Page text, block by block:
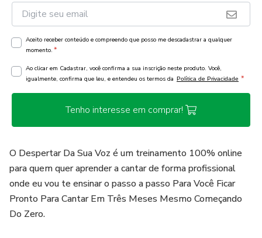
Aceito receber conteúdo e compreendo que posso me descadastrar a qualquer
momento. *
Ao clicar em Cadastrar, você confirma a sua inscrição neste produto. Você,
igualmente, confirma que leu, e entendeu os termos da Política de Privacidade *
Tenho interesse em comprar!
O Despertar Da Sua Voz é um treinamento 100% online
para quem quer aprender a cantar de forma profissional
onde eu vou te ensinar o passo a passo Para Você Ficar
Pronto Para Cantar Em Três Meses Mesmo Começando
Do Zero.